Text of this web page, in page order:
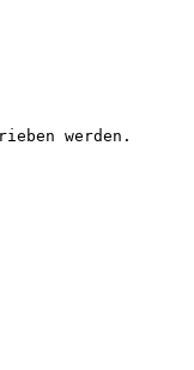
werden.